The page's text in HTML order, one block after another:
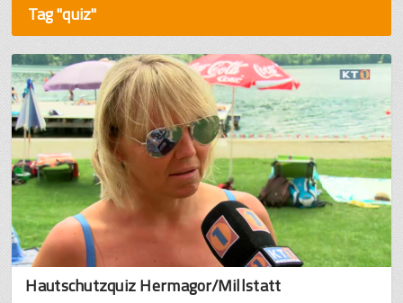
Tag "quiz"
Hautschutzquiz Hermagor/Millstatt